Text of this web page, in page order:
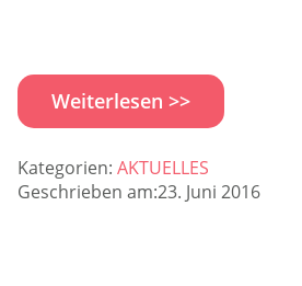
Weiterlesen >>
Kategorien: AKTUELLES
Geschrieben am:23. Juni 2016